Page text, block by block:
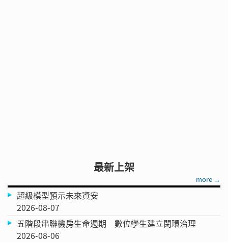
最新上架
more →
超級模型預示未來資安
2026-08-07
五階段串聯機房生命週期 數位孿生建立閉環治理
2026-08-06